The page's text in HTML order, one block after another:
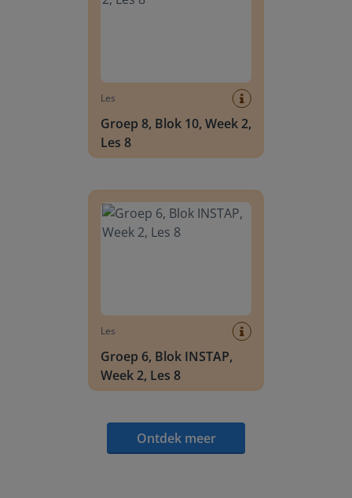
Les
Groep 8, Blok 10, Week 2,
Les 8
Les
Groep 6, Blok INSTAP,
Week 2, Les 8
Ontdek meer